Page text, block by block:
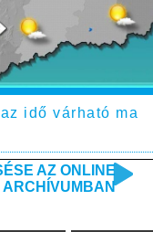
idő várható ma
AZ ONLINE
ARCHÍVUMBAN